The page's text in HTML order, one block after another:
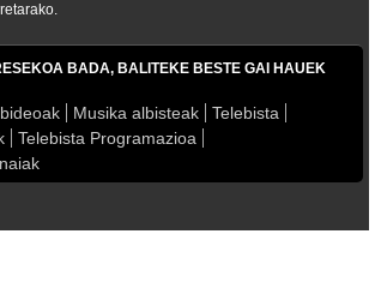
BADA, BALITEKE BESTE GAI HAUEK
Musika albisteak
Telebista
Telebista Programazioa